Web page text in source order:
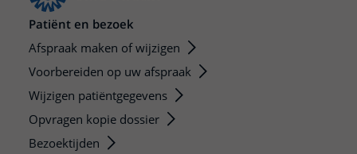
Patiënt en bezoek
Afspraak maken of wijzigen
Voorbereiden op uw afspraak
Wijzigen patiëntgegevens
Opvragen kopie dossier
Bezoektijden